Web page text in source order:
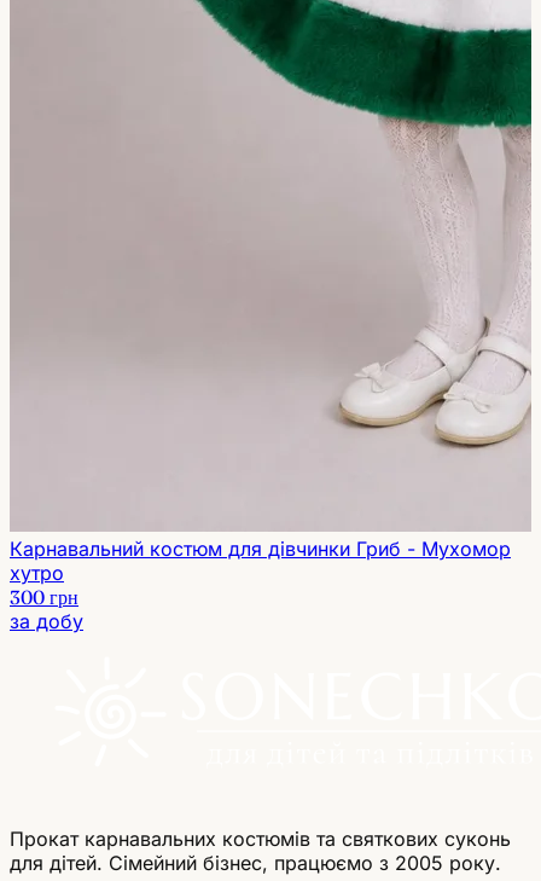
Карнавальний костюм для дівчинки Гриб - Мухомор
хутро
300 грн
за добу
Прокат карнавальних костюмів та святкових суконь
для дітей. Сімейний бізнес, працюємо з 2005 року.